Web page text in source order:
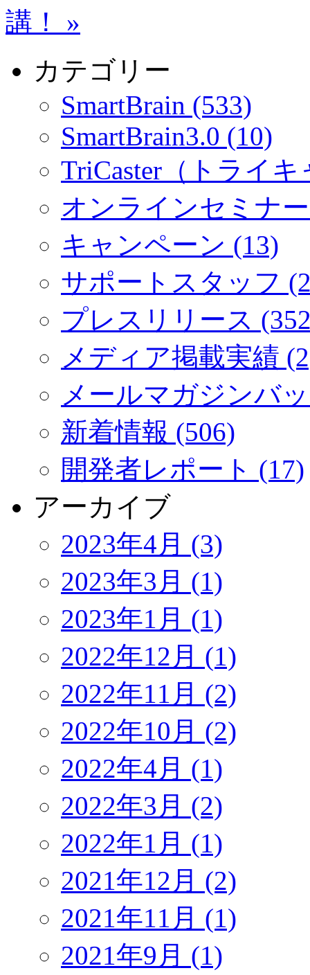
講！ »
カテゴリー
SmartBrain (533)
SmartBrain3.0 (10)
TriCaster（トライ
オンラインセミナ
キャンペーン (13)
サポートスタッフ
プレスリリース
メディア掲載実績
メールマガジンバ
新着情報 (506)
開発者レポート (17)
アーカイブ
2023年4月 (3)
2023年3月 (1)
2023年1月 (1)
2022年12月 (1)
2022年11月 (2)
2022年10月 (2)
2022年4月 (1)
2022年3月 (2)
2022年1月 (1)
2021年12月 (2)
2021年11月 (1)
2021年9月 (1)